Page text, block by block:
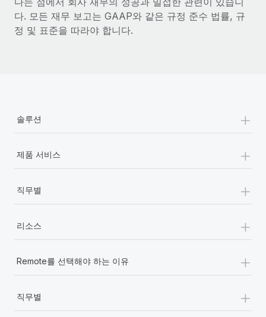
다. 모든 재무 보고는 GAAP와 같은 규정 준수 법률, 규
정 및 표준을 따라야 합니다.
솔루션 +
제품 서비스 +
직무별 +
리소스 +
Remote를 선택해야 하는 이유 +
직무별 +